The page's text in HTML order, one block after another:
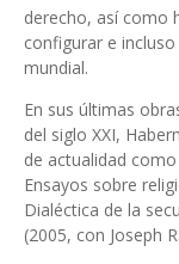
derecho, así como
configurar e
mundial.
En sus últimas
del siglo XXI,
de actualidad
Ensayos sobre
Dialéctica de la
(2005, con Joseph